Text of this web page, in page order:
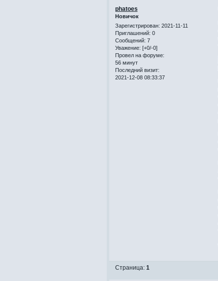
phatoes
Новичок
Зарегистрирован: 2021-11-11
Приглашений: 0
Сообщений: 7
Уважение: [+0/-0]
Провел на форуме:
56 минут
Последний визит:
2021-12-08 08:33:37
Страница: 1